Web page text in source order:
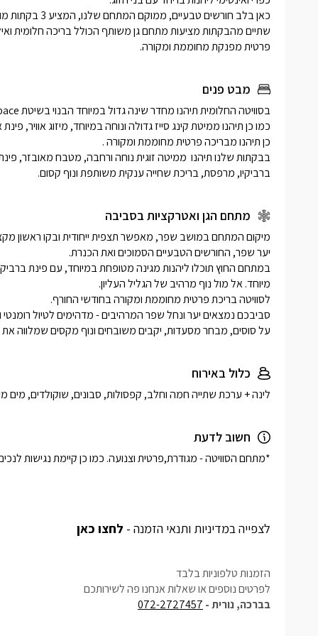
פרטית מפנקת מחוממת ומקורה.
מבט פנים
ברביקיו, מרפסת, בריכת שחייה ענקית משותפת ונוף קסום.
מתחם הגן ואטרקציות בסביבה
על סוסים, מבחר מסעדות, יקבים משובחים ונוף מקסים שמלווה את
כלול באירוח
לינה + ערכת שתייה חמה וחלב, קפסולות, סבונים, שוקולדים, מים
חשוב לדעת
לצפייה במדיניות ותנאי הזמנה - לחצו כאן
הזמנות טלפוניות בלבד
לפרטים נוספים או שאלות אנחנו פה לשירותכם
בברכה, נורית - 072-2727457